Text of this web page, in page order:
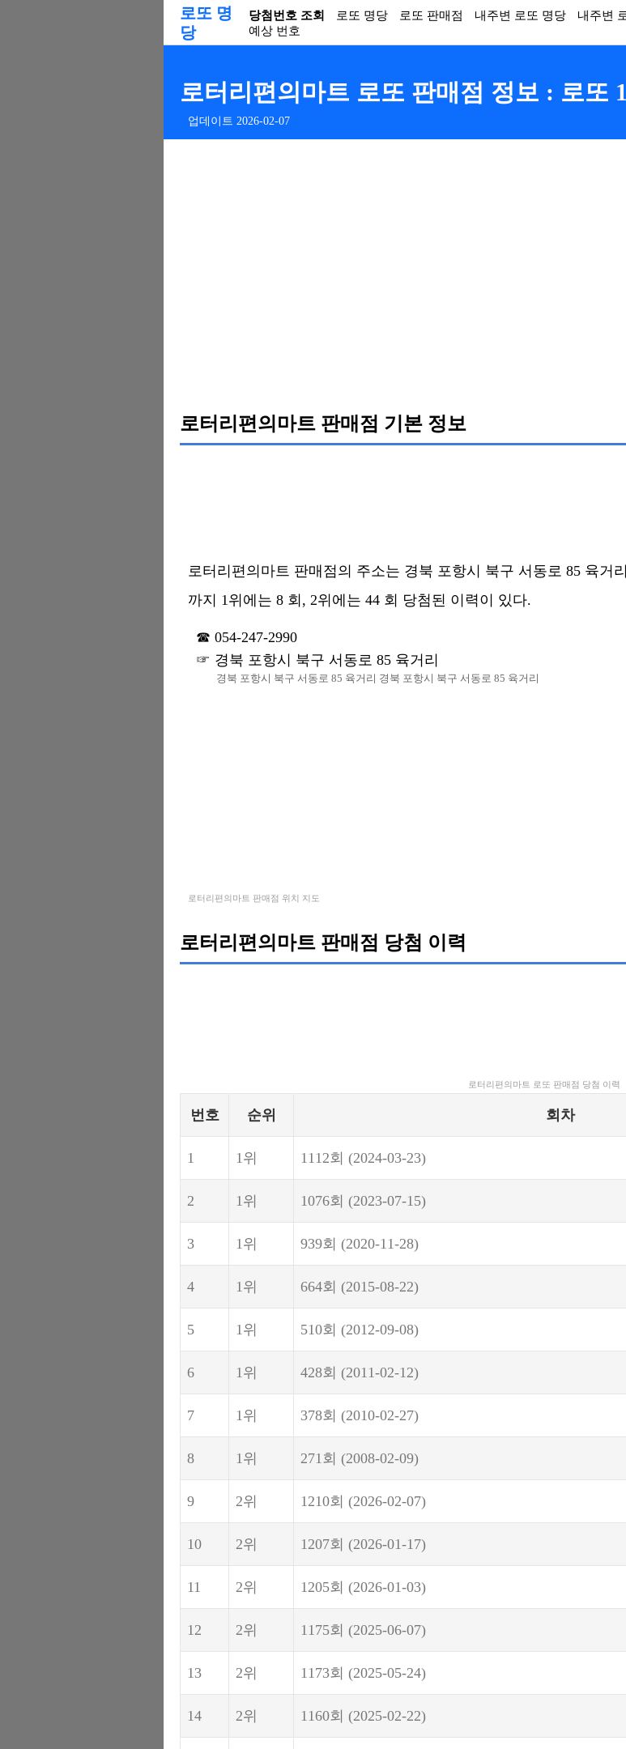
로또 명
당
당첨번호 조회 로또 명당 로또 판매점 내주변 로또 명당 내주변
예상 번호
로터리편의마트 로또 판매점 정보 : 로또
업데이트 2026-02-07
로터리편의마트 판매점 기본 정보
로터리편의마트 판매점의 주소는 경북 포항시 북구 서동로 85 육거
까지 1위에는 8 회, 2위에는 44 회 당첨된 이력이 있다.
054-247-2990
경북 포항시 북구 서동로 85 육거리
경북 포항시 북구 서동로 85 육거리 경북 포항시 북구 서동로 85 육거리
로터리편의마트 판매점 위치 지도
로터리편의마트 판매점 당첨 이력
로터리편의마트 로또 판매점 당첨 이력
번호 순위 회차
1 1위 1112회 (2024-03-23)
2 1위 1076회 (2023-07-15)
3 1위 939회 (2020-11-28)
4 1위 664회 (2015-08-22)
5 1위 510회 (2012-09-08)
6 1위 428회 (2011-02-12)
7 1위 378회 (2010-02-27)
8 1위 271회 (2008-02-09)
9 2위 1210회 (2026-02-07)
10 2위 1207회 (2026-01-17)
11 2위 1205회 (2026-01-03)
12 2위 1175회 (2025-06-07)
13 2위 1173회 (2025-05-24)
14 2위 1160회 (2025-02-22)